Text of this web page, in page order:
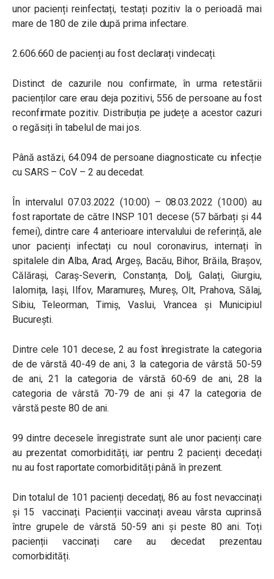
unor pacienți reinfectați, testați pozitiv la o perioadă mai
mare de 180 de zile după prima infectare.
2.606.660 de pacienți au fost declarați vindecați.
Distinct de cazurile nou confirmate, în urma retestării
pacienților care erau deja pozitivi, 556 de persoane au fost
reconfirmate pozitiv. Distribuția pe județe a acestor cazuri
o regăsiți în tabelul de mai jos.
Până astăzi, 64.094 de persoane diagnosticate cu infecție
cu SARS – CoV – 2 au decedat.
În intervalul 07.03.2022 (10:00) – 08.03.2022 (10:00) au
fost raportate de către INSP 101 decese (57 bărbați și 44
femei), dintre care 4 anterioare intervalului de referință, ale
unor pacienți infectați cu noul coronavirus, internați în
spitalele din Alba, Arad, Argeș, Bacău, Bihor, Brăila, Brașov,
Călărași, Caraș-Severin, Constanța, Dolj, Galați, Giurgiu,
Ialomița, Iași, Ilfov, Maramureș, Mureș, Olt, Prahova, Sălaj,
Sibiu, Teleorman, Timiș, Vaslui, Vrancea și Municipiul
București.
Dintre cele 101 decese, 2 au fost înregistrate la categoria
de de vârstă 40-49 de ani, 3 la categoria de vârstă 50-59
de ani, 21 la categoria de vârstă 60-69 de ani, 28 la
categoria de vârstă 70-79 de ani și 47 la categoria de
vârstă peste 80 de ani.
99 dintre decesele înregistrate sunt ale unor pacienți care
au prezentat comorbidități, iar pentru 2 pacienți decedați
nu au fost raportate comorbidități până în prezent.
Din totalul de 101 pacienți decedați, 86 au fost nevaccinați
și 15 vaccinați. Pacienții vaccinați aveau vârsta cuprinsă
între grupele de vârstă 50-59 ani și peste 80 ani. Toți
pacienții vaccinați care au decedat prezentau
comorbidități.